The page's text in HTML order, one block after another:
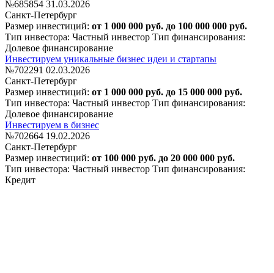
№685854 31.03.2026
Санкт-Петербург
Размер инвестиций: от 1 000 000 руб. до 100 000 000 руб.
Тип инвестора: Частный инвестор Тип финансирования:
Долевое финансирование
Инвестируем уникальные бизнес идеи и стартапы
№702291 02.03.2026
Санкт-Петербург
Размер инвестиций: от 1 000 000 руб. до 15 000 000 руб.
Тип инвестора: Частный инвестор Тип финансирования:
Долевое финансирование
Инвестируем в бизнес
№702664 19.02.2026
Санкт-Петербург
Размер инвестиций: от 100 000 руб. до 20 000 000 руб.
Тип инвестора: Частный инвестор Тип финансирования:
Кредит